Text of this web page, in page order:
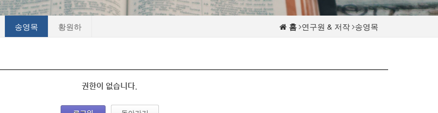
송영목 황원하 홈 연구원 & 저작 송영목
권한이 없습니다.